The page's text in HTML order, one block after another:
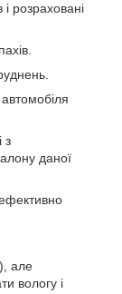
розраховані
з
даної
але
вологу і